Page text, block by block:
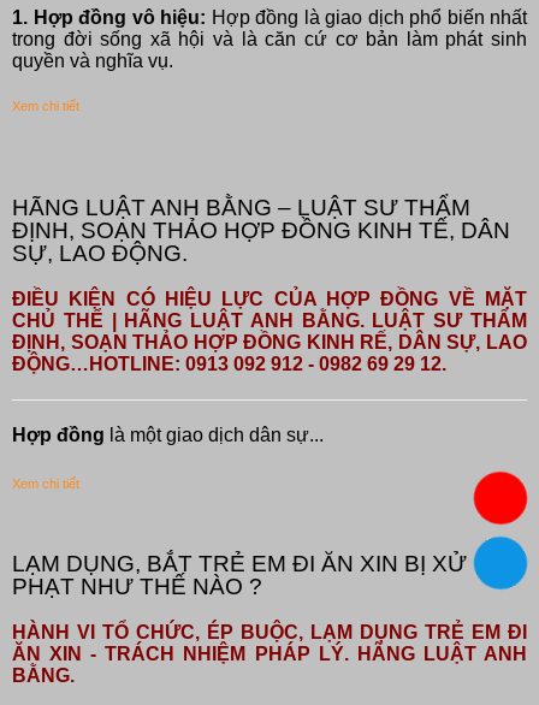
1. Hợp đồng vô hiệu: Hợp đồng là giao dịch phổ biến nhất
trong đời sống xã hội và là căn cứ cơ bản làm phát sinh
quyền và nghĩa vụ.
Xem chi tiết
HÃNG LUẬT ANH BẰNG – LUẬT SƯ THẨM
ĐỊNH, SOẠN THẢO HỢP ĐỒNG KINH TẾ, DÂN
SỰ, LAO ĐỘNG.
ĐIỀU KIỆN CÓ HIỆU LỰC CỦA HỢP ĐỒNG VỀ MẶT
CHỦ THỂ | HÃNG LUẬT ANH BẰNG. LUẬT SƯ THẨM
ĐỊNH, SOẠN THẢO HỢP ĐỒNG KINH RẾ, DÂN SỰ, LAO
ĐỘNG…HOTLINE: 0913 092 912 - 0982 69 29 12.
Hợp đồng là một giao dịch dân sự...
Xem chi tiết
LẠM DỤNG, BẮT TRẺ EM ĐI ĂN XIN BỊ XỬ
PHẠT NHƯ THẾ NÀO ?
HÀNH VI TỔ CHỨC, ÉP BUỘC, LẠM DỤNG TRẺ EM ĐI
ĂN XIN - TRÁCH NHIỆM PHÁP LÝ. HÃNG LUẬT ANH
BẰNG.